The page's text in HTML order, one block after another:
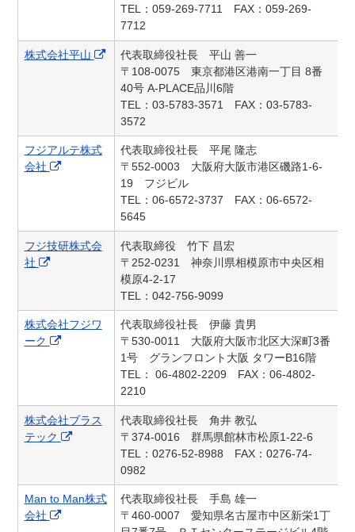
TEL：059-269-7711 FAX：059-269-
7712
株式会社平山
代表取締役社長 平山 善一
〒108-0075 東京都港区港南一丁目 8番
40号 A-PLACE品川6階
TEL：03-5783-3571 FAX：03-5783-
3572
フジアルテ株式
会社
代表取締役社長 平尾 隆志
〒552-0003 大阪府大阪市港区磯路1-6-
19 フジビル
TEL：06-6572-3737 FAX：06-6572-
5645
フジ技研株式会
社
代表取締役 竹下 昌宏
〒252-0231 神奈川県相模原市中央区相
模原4-2-17
TEL：042-756-9099
株式会社フジワ
ーク
代表取締役社長 伊藤 貴男
〒530-0011 大阪府大阪市北区大深町3番
1号 グランフロント大阪 タワーB16階
TEL： 06-4802-2209 FAX：06-4802-
2210
株式会社ブラス
テック
代表取締役社長 角井 教弘
〒374-0016 群馬県館林市松原1-22-6
TEL：0276-52-8988 FAX：0276-74-
0982
Man to Man株式
会社
代表取締役社長 手島 雄一
〒460-0007 愛知県名古屋市中区新栄1丁